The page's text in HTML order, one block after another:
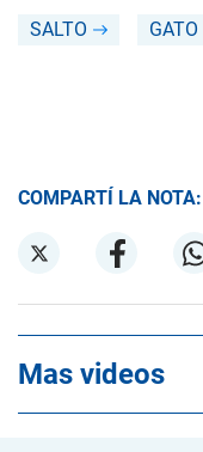
SALTO GATO
COMPARTÍ LA NOTA:
Mas videos